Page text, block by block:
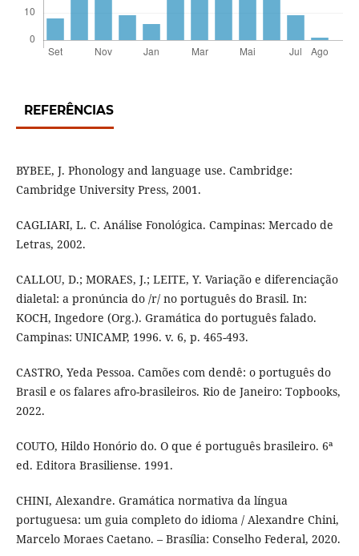
REFERÊNCIAS
BYBEE, J. Phonology and language use. Cambridge:
Cambridge University Press, 2001.
CAGLIARI, L. C. Análise Fonológica. Campinas: Mercado de
Letras, 2002.
CALLOU, D.; MORAES, J.; LEITE, Y. Variação e diferenciação
dialetal: a pronúncia do /r/ no português do Brasil. In:
KOCH, Ingedore (Org.). Gramática do português falado.
Campinas: UNICAMP, 1996. v. 6, p. 465-493.
CASTRO, Yeda Pessoa. Camões com dendê: o português do
Brasil e os falares afro-brasileiros. Rio de Janeiro: Topbooks,
2022.
COUTO, Hildo Honório do. O que é português brasileiro. 6ª
ed. Editora Brasiliense. 1991.
CHINI, Alexandre. Gramática normativa da língua
portuguesa: um guia completo do idioma / Alexandre Chini,
Marcelo Moraes Caetano. – Brasília: Conselho Federal, 2020.